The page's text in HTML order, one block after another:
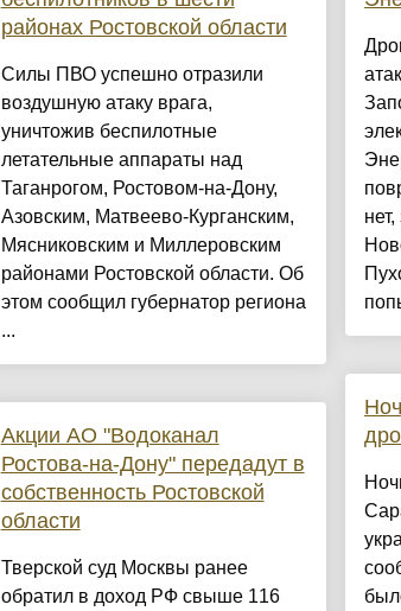
районах Ростовской области
Силы ПВО успешно отразили
воздушную атаку врага,
уничтожив беспилотные
летательные аппараты над
Таганрогом, Ростовом-на-Дону,
Азовским, Матвеево-Курганским,
Мясниковским и Миллеровским
районами Ростовской области. Об
этом сообщил губернатор региона
...
Акции АО "Водоканал
Ростова-на-Дону" передадут в
собственность Ростовской
области
Тверской суд Москвы ранее
обратил в доход РФ свыше 116